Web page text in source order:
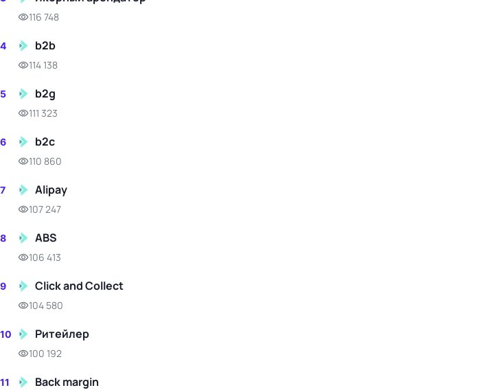
116 748
4 b2b
114 138
5 b2g
111 323
6 b2c
110 860
7 Alipay
107 247
8 ABS
106 413
9 Click and Collect
104 580
10 Ритейлер
100 192
11 Back margin